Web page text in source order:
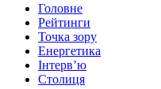
Головне
Рейтинги
Точка зору
Енергетика
Інтерв’ю
Столиця